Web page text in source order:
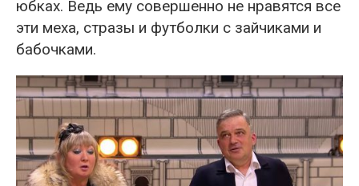
юбках. Ведь ему совершенно не нравятся все
эти меха, стразы и футболки с зайчиками и
бабочками.